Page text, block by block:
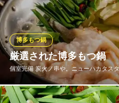
厳選された博多もつ鍋
個室完備 炭火ノ串や。ニューハカタス
博多もつ鍋